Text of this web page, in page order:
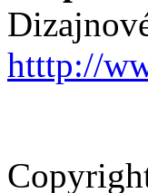
htttp://